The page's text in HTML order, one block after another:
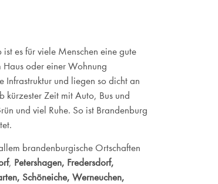
es für viele Menschen eine gute
oder einer Wohnung
Infrastruktur und liegen so dicht an
kürzester Zeit mit Auto, Bus und
und viel Ruhe. So ist Brandenburg
brandenburgische Ortschaften
, Petershagen, Fredersdorf,
Schöneiche, Werneuchen,